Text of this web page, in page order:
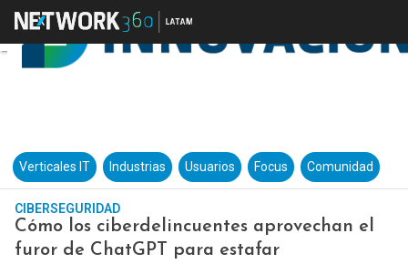
Verticales IT Industrias Usuarios Focus Comunidad
CIBERSEGURIDAD
Cómo los ciberdelincuentes aprovechan el
furor de ChatGPT para estafar